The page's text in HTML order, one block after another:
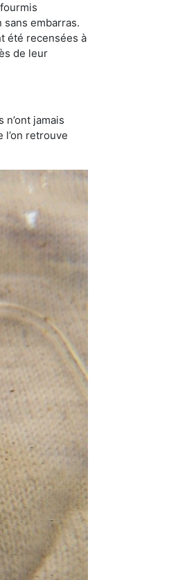
embarras.
été recensées à
de leur
jamais
retrouve